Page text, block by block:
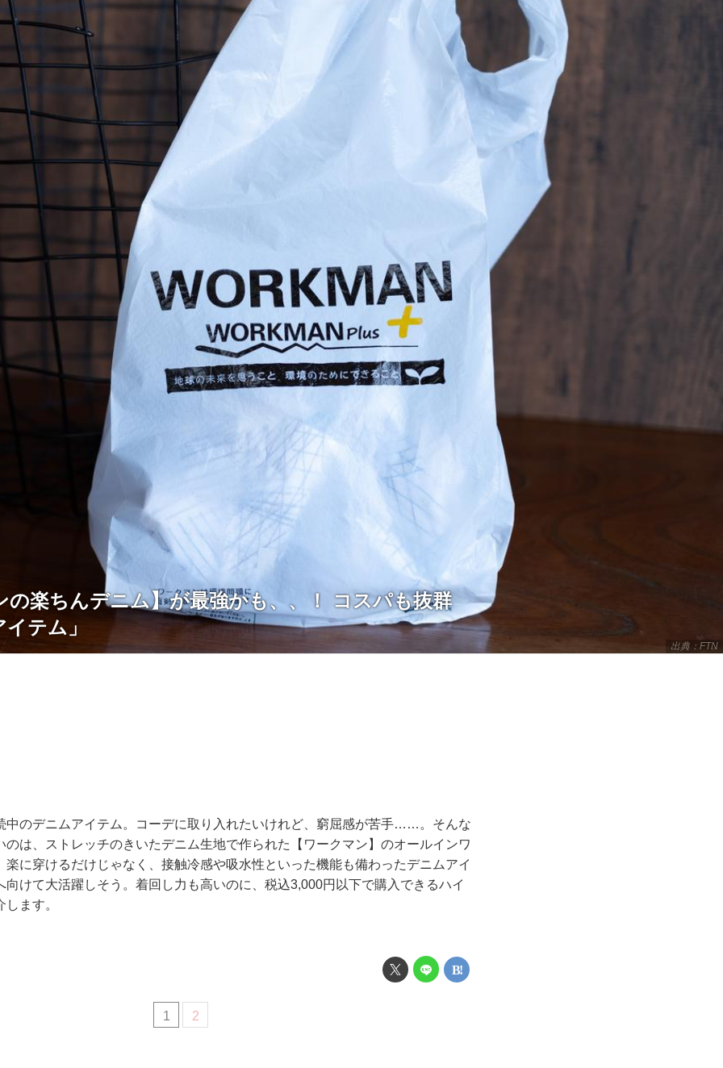
出典：FTN
の楽ちんデニム】が最強かも、、！ コスパも抜群
テム」
中のデニムアイテム。コーデに取り入れたいけれど、窮屈感が苦手……。そんな
のは、ストレッチのきいたデニム生地で作られた【ワークマン】のオールインワ
楽に穿けるだけじゃなく、接触冷感や吸水性といった機能も備わったデニムアイ
向けて大活躍しそう。着回し力も高いのに、税込3,000円以下で購入できるハイ
ます。
1 2